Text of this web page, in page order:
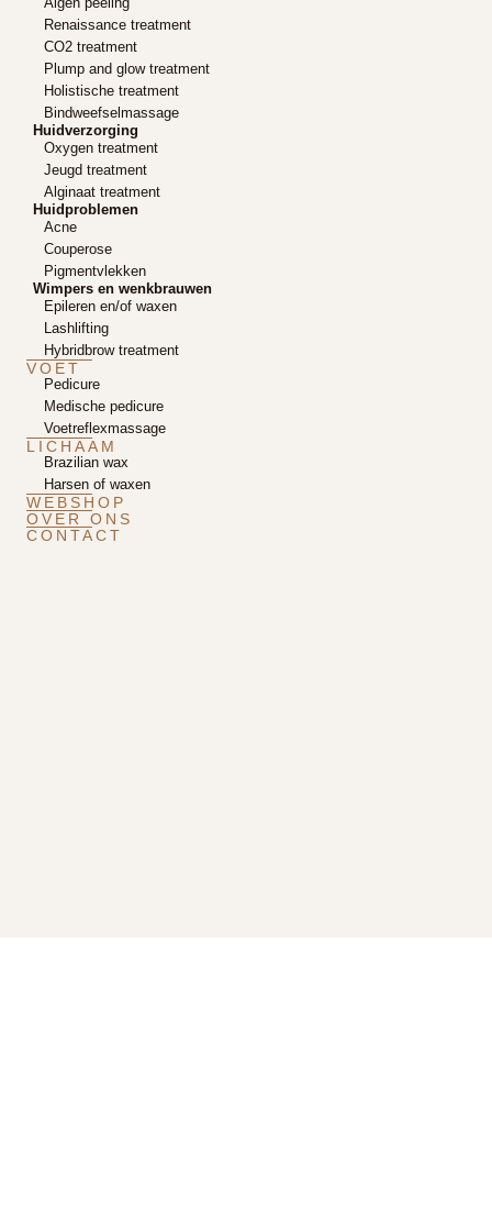
Renaissance treatment
CO2 treatment
Plump and glow treatment
Holistische treatment
Bindweefselmassage
Huidverzorging
Oxygen treatment
Jeugd treatment
Alginaat treatment
Huidproblemen
Acne
Couperose
Pigmentvlekken
Wimpers en wenkbrauwen
Epileren en/of waxen
Lashlifting
Hybridbrow treatment
VOET
Pedicure
Medische pedicure
Voetreflexmassage
LICHAAM
Brazilian wax
Harsen of waxen
WEBSHOP
OVER ONS
CONTACT